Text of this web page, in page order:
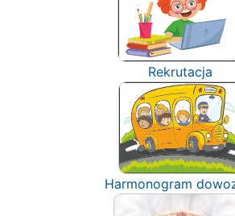
Rekrutacja
Harmonogram